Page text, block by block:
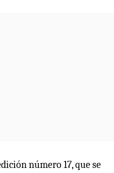
número 17, que se